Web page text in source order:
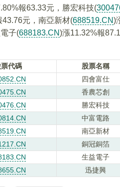
報63.33元，勝宏科技(
43.76元，南亞新材(688519.CN)
子(688183.CN)漲11.32%報
票代碼 股票名稱
四會富仕
香農芯創
勝宏科技
中富電路
南亞新材
銅冠銅箔
生益電子
迅捷興